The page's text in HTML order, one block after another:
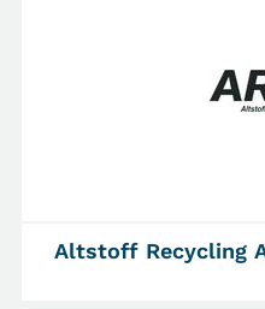
Altstoff Recycling